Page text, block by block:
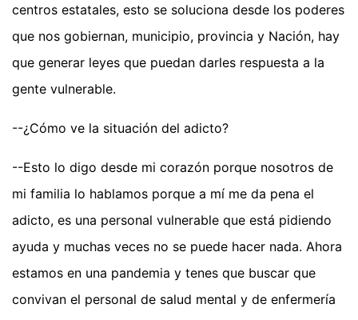
centros estatales, esto se soluciona desde los poderes
que nos gobiernan, municipio, provincia y Nación, hay
que generar leyes que puedan darles respuesta a la
gente vulnerable.
--¿Cómo ve la situación del adicto?
--Esto lo digo desde mi corazón porque nosotros de
mi familia lo hablamos porque a mí me da pena el
adicto, es una personal vulnerable que está pidiendo
ayuda y muchas veces no se puede hacer nada. Ahora
estamos en una pandemia y tenes que buscar que
convivan el personal de salud mental y de enfermería